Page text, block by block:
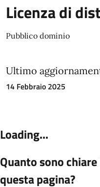
Licenza di
Pubblico dominio
Ultimo
14 Febbraio 2025